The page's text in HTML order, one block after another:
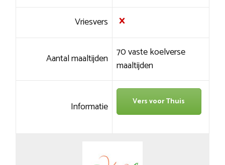
Vriesvers
Aantal maaltijden 70 vaste koelverse
maaltijden
Informatie Vers voor Thuis